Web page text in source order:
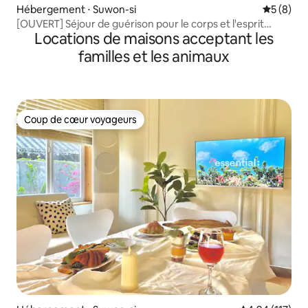
Hébergement ⋅ Suwon-si
5 (8)
[OUVERT] Séjour de guérison pour le corps et l'esprit
'Haenggung Dam'
Locations de maisons acceptant les
familles et les animaux
Coup de cœur voyageurs
Coup de cœur voyageurs